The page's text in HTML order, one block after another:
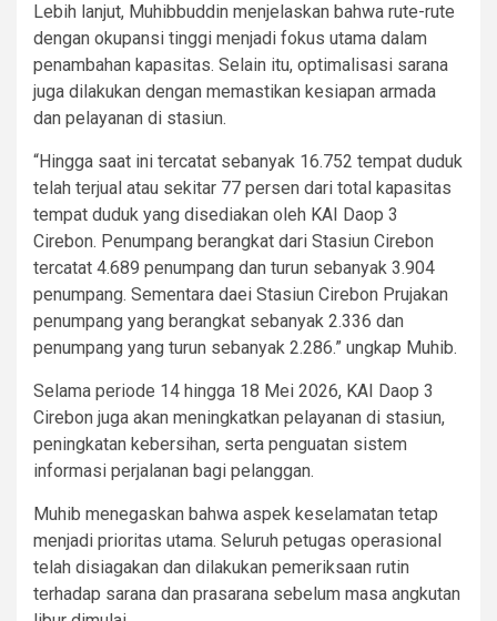
Lebih lanjut, Muhibbuddin menjelaskan bahwa rute-rute
dengan okupansi tinggi menjadi fokus utama dalam
penambahan kapasitas. Selain itu, optimalisasi sarana
juga dilakukan dengan memastikan kesiapan armada
dan pelayanan di stasiun.
“Hingga saat ini tercatat sebanyak 16.752 tempat duduk
telah terjual atau sekitar 77 persen dari total kapasitas
tempat duduk yang disediakan oleh KAI Daop 3
Cirebon. Penumpang berangkat dari Stasiun Cirebon
tercatat 4.689 penumpang dan turun sebanyak 3.904
penumpang. Sementara daei Stasiun Cirebon Prujakan
penumpang yang berangkat sebanyak 2.336 dan
penumpang yang turun sebanyak 2.286.” ungkap Muhib.
Selama periode 14 hingga 18 Mei 2026, KAI Daop 3
Cirebon juga akan meningkatkan pelayanan di stasiun,
peningkatan kebersihan, serta penguatan sistem
informasi perjalanan bagi pelanggan.
Muhib menegaskan bahwa aspek keselamatan tetap
menjadi prioritas utama. Seluruh petugas operasional
telah disiagakan dan dilakukan pemeriksaan rutin
terhadap sarana dan prasarana sebelum masa angkutan